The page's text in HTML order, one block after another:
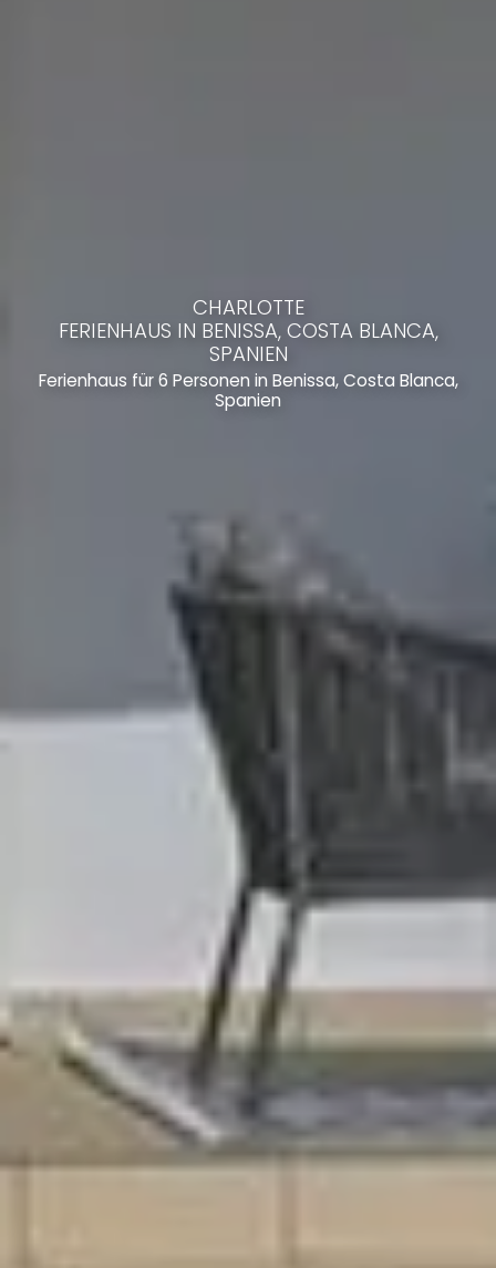
CHARLOTTE
FERIENHAUS IN BENISSA, COSTA BLANCA,
SPANIEN
Ferienhaus für 6 Personen in Benissa, Costa Blanca,
Spanien